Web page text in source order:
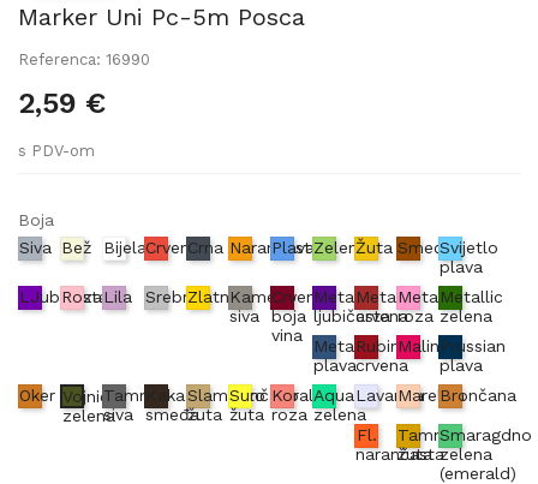
Marker Uni Pc-5m Posca
Referenca: 16990
2,59 €
s PDV-om
Boja
Siva
Bež BijelaCrvenaCrna Narančasta
PlavaZelenaŽuta SmeđaSvijetlo
plava
LJubičasta
RozaLila SrebrnaZlatnaKameno
siva
Crvena
boja
vina
Metallic
ljubičasta
Metallic
crvena
Metallic
roza
Metallic
zelena
Metallic
plava
Rubin
crvena
MalinaPrussian
plava
Oker Vojnički
zelena
Tamno
siva
Kakao
smeđa
Slamnato
žuta
Sunčano
žuta
Koraljno
roza
Aqua
zelena
LavandaMarelicaBrončana
Fl.
narančasta
Tamno
žuta
Smaragdno
zelena
(emerald)